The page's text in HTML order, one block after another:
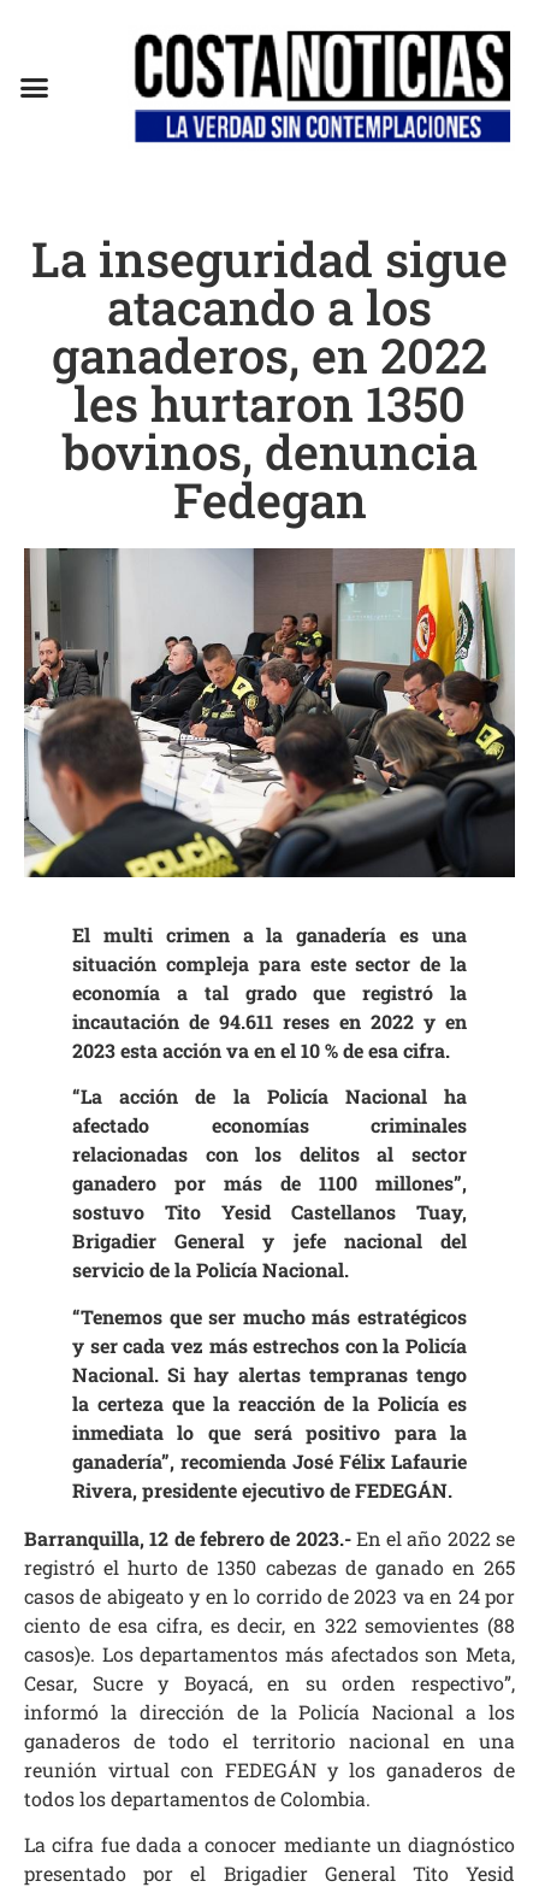
La inseguridad sigue
atacando a los
ganaderos, en 2022
les hurtaron 1350
bovinos, denuncia
Fedegan
El multi crimen a la ganadería es una
situación compleja para este sector de la
economía a tal grado que registró la
incautación de 94.611 reses en 2022 y en
2023 esta acción va en el 10 % de esa cifra.
“La acción de la Policía Nacional ha
afectado economías criminales
relacionadas con los delitos al sector
ganadero por más de 1100 millones”,
sostuvo Tito Yesid Castellanos Tuay,
Brigadier General y jefe nacional del
servicio de la Policía Nacional.
“Tenemos que ser mucho más estratégicos
y ser cada vez más estrechos con la Policía
Nacional. Si hay alertas tempranas tengo
la certeza que la reacción de la Policía es
inmediata lo que será positivo para la
ganadería”, recomienda José Félix Lafaurie
Rivera, presidente ejecutivo de FEDEGÁN.
Barranquilla, 12 de febrero de 2023.-En el año 2022 se
registró el hurto de 1350 cabezas de ganado en 265
casos de abigeato y en lo corrido de 2023 va en 24 por
ciento de esa cifra, es decir, en 322 semovientes (88
casos)e. Los departamentos más afectados son Meta,
Cesar, Sucre y Boyacá, en su orden respectivo”,
informó la dirección de la Policía Nacional a los
ganaderos de todo el territorio nacional en una
reunión virtual con FEDEGÁN y los ganaderos de
todos los departamentos de Colombia.
La cifra fue dada a conocer mediante un diagnóstico
presentado por el Brigadier General Tito Yesid